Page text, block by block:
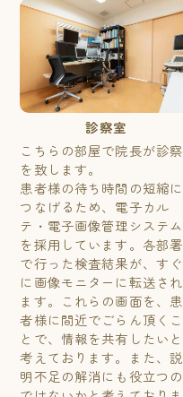
診察室
こちらの部屋で院長が診察
を致します。
患者様の待ち時間の短縮に
つなげるため、電子カル
テ・電子画像管理システム
を採用しています。各部署
で行った検査結果が、すぐ
に画像モニターに転送され
ます。これらの画面を、患
者様に間近でごらん頂くこ
とで、情報を共有したいと
考えております。また、説
明不足の解消にも役立つの